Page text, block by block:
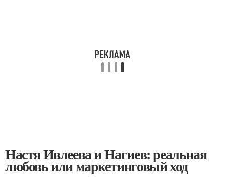
Настя Ивлеева и Нагиев: реальная
любовь или маркетинговый ход